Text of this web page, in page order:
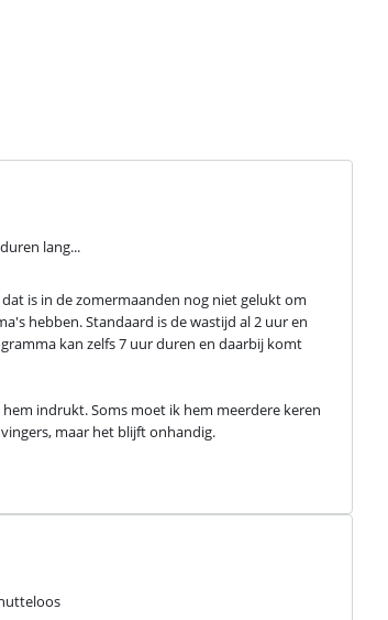
lang...
is in de zomermaanden nog niet gelukt om
hebben. Standaard is de wastijd al 2 uur en
kan zelfs 7 uur duren en daarbij komt
indrukt. Soms moet ik hem meerdere keren
maar het blijft onhandig.